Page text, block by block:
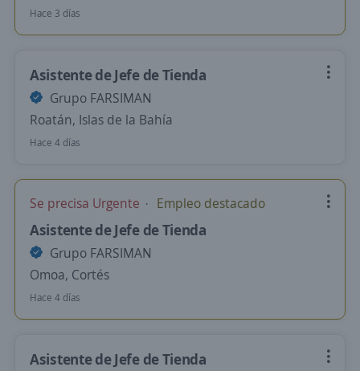
Hace 3 días
Asistente de Jefe de Tienda
Grupo FARSIMAN
Roatán, Islas de la Bahía
Hace 4 días
Se precisa Urgente Empleo destacado
Asistente de Jefe de Tienda
Grupo FARSIMAN
Omoa, Cortés
Hace 4 días
Asistente de Jefe de Tienda